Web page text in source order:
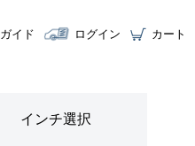
ガイド ログイン カート
インチ選択